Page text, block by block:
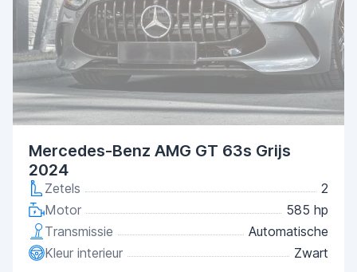
Mercedes-Benz AMG GT 63s Grijs
2024
Zetels
2
Motor
585 hp
Transmissie
Automatische
Kleur interieur
Zwart